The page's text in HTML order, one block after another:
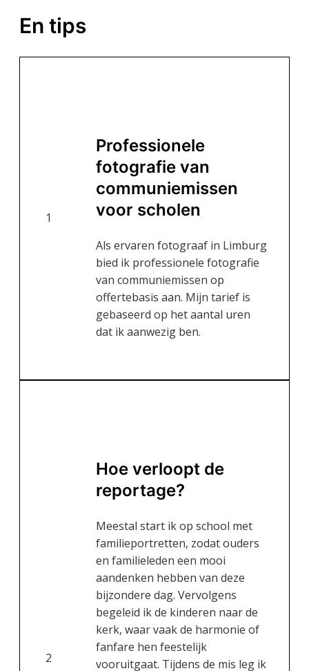
En tips
Professionele
fotografie van
communiemissen
voor scholen
Als ervaren fotograaf in Limburg
bied ik professionele fotografie
van communiemissen op
offertebasis aan. Mijn tarief is
gebaseerd op het aantal uren
dat ik aanwezig ben.
1
Hoe verloopt de
reportage?
Meestal start ik op school met
familieportretten, zodat ouders
en familieleden een mooi
aandenken hebben van deze
bijzondere dag. Vervolgens
begeleid ik de kinderen naar de
kerk, waar vaak de harmonie of
fanfare hen feestelijk
vooruitgaat. Tijdens de mis leg ik
2